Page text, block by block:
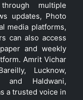
multiple
updates, Photo
media platforms,
can also access
and weekly
Amrit Vichar
Lucknow,
and Haldwani,
a trusted voice in